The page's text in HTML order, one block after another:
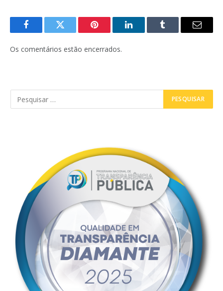
FacebookTwitter Pinterest LinkedInTumblr
E-
Os comentários estão encerrados.